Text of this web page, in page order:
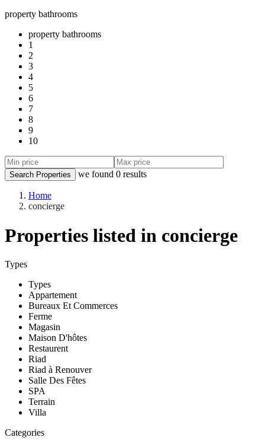
property bathrooms
property bathrooms
1
2
3
4
5
6
7
8
9
10
Search Properties we found 0 results
Home
concierge
Properties listed in concierge
Types
Types
Appartement
Bureaux Et Commerces
Ferme
Magasin
Maison D'hôtes
Restaurent
Riad
Riad à Renouver
Salle Des Fêtes
SPA
Terrain
Villa
Categories